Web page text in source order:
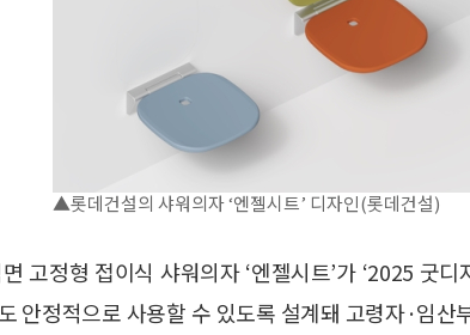
▲롯데건설의 샤워의자 ‘엔젤시트’ 디자인(롯데건설)
고정형 접이식 샤워의자 ‘엔젤시트’가 ‘2025 굿
안정적으로 사용할 수 있도록 설계돼 고령자·임산